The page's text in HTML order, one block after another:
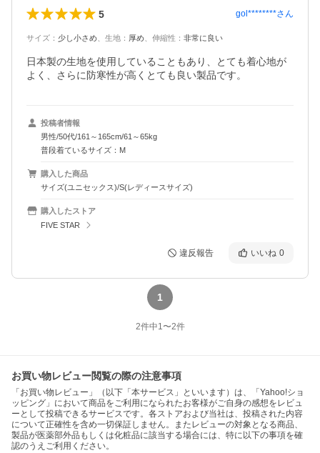
5 gol********さん
サイズ ： 少し小さめ 生地 ： 厚め 伸縮性 ： 非常に良い
日本製の生地を使用していることもあり、とても着心地が
よく、さらに防寒性が高くとても良い製品です。
投稿者情報
男性/50代/161～165cm/61～65kg
普段着ているサイズ：M
購入した商品
サイズ(ユニセックス)/S(レディースサイズ)
購入したストア
FIVE STAR
違反報告 いいね 0
1
2件中1〜2件
お買い物レビュー閲覧の際の注意事項
「お買い物レビュー」（以下「本サービス」といいます）は、「Yahoo!ショ
ッピング」において商品をご利用になられたお客様がご自身の感想をレビュ
ーとして投稿できるサービスです。各ストアおよび当社は、投稿された内容
について正確性を含め一切保証しません。またレビューの対象となる商品、
製品が医薬部外品もしくは化粧品に該当する場合には、特に以下の事項を確
認のうえご利用ください。